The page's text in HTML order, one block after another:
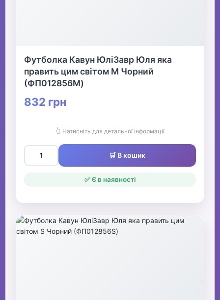
Футболка Кавун ЮліЗавр Юля яка
править цим світом M Чорний
(ФП012856M)
832 грн
👆 Натисніть для детальної інформації
🛒 В кошик
✅ Є в наявності